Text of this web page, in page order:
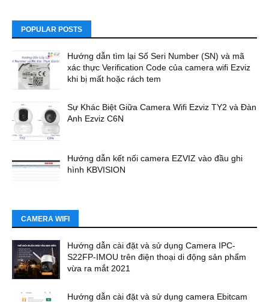
POPULAR POSTS
Hướng dẫn tìm lại Số Seri Number (SN) và mã
xác thực Verification Code của camera wifi Ezviz
khi bị mất hoặc rách tem
Sự Khác Biệt Giữa Camera Wifi Ezviz TY2 và Đàn
Anh Ezviz C6N
Hướng dẫn kết nối camera EZVIZ vào đầu ghi
hình KBVISION
CAMERA WIFI
Hướng dẫn cài đặt và sử dụng Camera IPC-
S22FP-IMOU trên điện thoại di động sản phẩm
vừa ra mắt 2021
Hướng dẫn cài đặt và sử dụng camera Ebitcam